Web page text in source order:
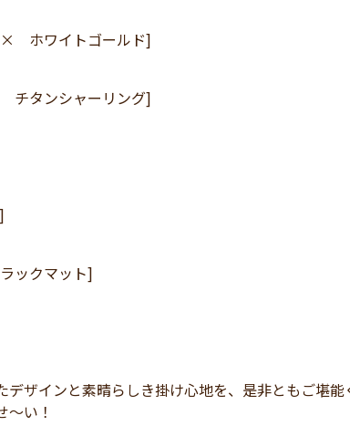
ホワイトゴールド]
タンシャーリング]
ックマット]
デザインと素晴らしき掛け心地を、是非ともご堪
い！